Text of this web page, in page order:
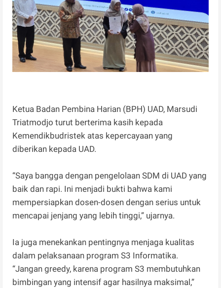
Ketua Badan Pembina Harian (BPH) UAD, Marsudi
Triatmodjo turut berterima kasih kepada
Kemendikbudristek atas kepercayaan yang
diberikan kepada UAD.
“Saya bangga dengan pengelolaan SDM di UAD yang
baik dan rapi. Ini menjadi bukti bahwa kami
mempersiapkan dosen-dosen dengan serius untuk
mencapai jenjang yang lebih tinggi,” ujarnya.
Ia juga menekankan pentingnya menjaga kualitas
dalam pelaksanaan program S3 Informatika.
“Jangan greedy, karena program S3 membutuhkan
bimbingan yang intensif agar hasilnya maksimal,”